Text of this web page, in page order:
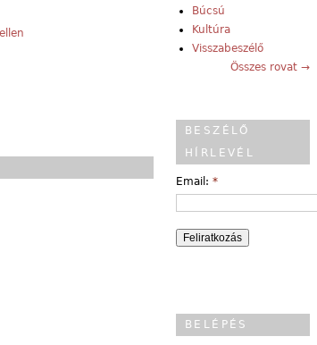
Búcsú
Kultúra
Visszabeszélő
Összes rovat →
BESZÉLŐ
HÍRLEVÉL
Email: *
BELÉPÉS